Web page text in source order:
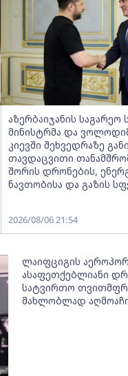
აზერბაიჯანის საგარეო
მინისტრმა და
კიევში შეხვედრაზე
თავდაცვითი
შორის დრონების,
ნავთობისა და გაზის
2026/08/06 21:54
ლაიფციგის
ასაფეთქებლიანი
სატვირთო
მახლობლად